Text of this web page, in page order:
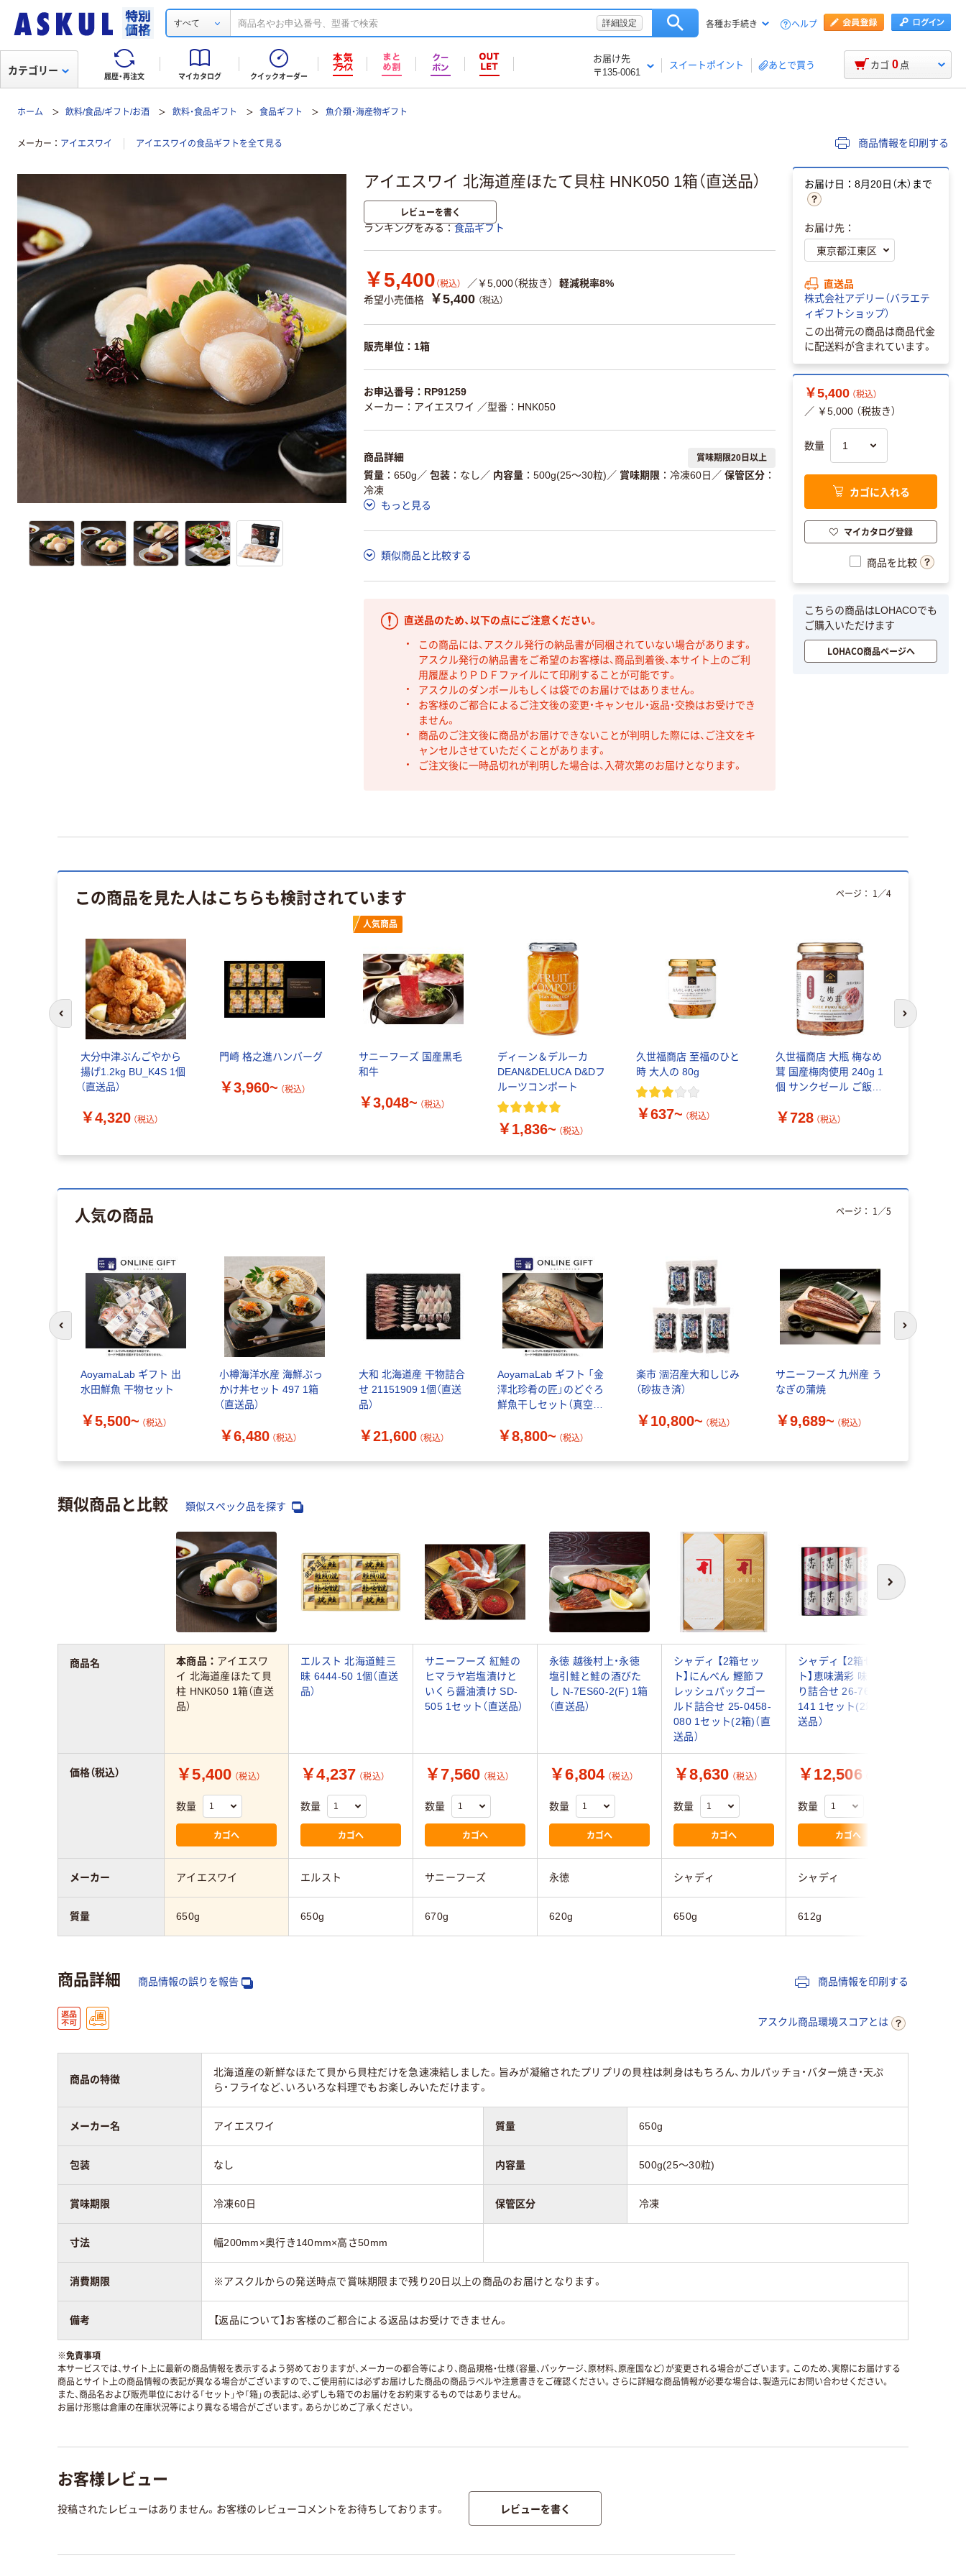
すべて 詳細設定 各種お手続き ヘルプ
履歴・再注文 マイカタログ クイックオーダー
お届け先
〒135-0061
スイートポイント あとで買う
カテゴリー カゴ 0 点
ホーム 飲料/食品/ギフト/お酒 飲料・食品ギフト 食品ギフト 魚介類・海産物ギフト
メーカー アイエスワイ アイエスワイの食品ギフトを全て見る 商品情報を印刷する
アイエスワイ 北海道産ほたて貝柱 HNK050 1箱（直送品）
レビューを書く
ランキングをみる 食品ギフト
￥5,400 （税込） ／￥5,000（税抜き）
軽減税率8%
希望小売価格
￥5,400 （税込）
販売単位：1箱
お申込番号：RP91259
メーカー：アイエスワイ ／型番：HNK050
商品詳細 賞味期限20日以上
質量 650g ／ 包装 なし ／ 内容量 500g(25～30粒) ／ 賞味期限 冷凍60日 ／ 保管区分
冷凍
もっと見る
類似商品と比較する
直送品のため、以下の点にご注意ください。
この商品には、アスクル発行の納品書が同梱されていない場合があります。
アスクル発行の納品書をご希望のお客様は、商品到着後、本サイト上のご利
用履歴よりＰＤＦファイルにて印刷することが可能です。
アスクルのダンボールもしくは袋でのお届けではありません。
お客様のご都合によるご注文後の変更・キャンセル・返品・交換はお受けでき
ません。
商品のご注文後に商品がお届けできないことが判明した際には、ご注文をキ
ャンセルさせていただくことがあります。
ご注文後に一時品切れが判明した場合は、入荷次第のお届けとなります。
お届け日：8月20日（木）まで
お届け先：
直送品
株式会社アデリー（バラエテ
ィギフトショップ）
この出荷元の商品は商品代金
に配送料が含まれています。
￥5,400 （税込）
／ ￥5,000 （税抜き）
数量
カゴに入れる
マイカタログ登録
商品を比較
こちらの商品はLOHACOでも
ご購入いただけます
LOHACO商品ページへ
この商品を見た人はこちらも検討されています
大分中津ぶんごやから
揚げ1.2kg BU_K4S 1個
（直送品）
￥4,320 （税込）
門崎 格之進ハンバーグ
￥3,960~ （税込）
人気商品
サニーフーズ 国産黒毛
和牛
￥3,048~ （税込）
ディーン＆デルーカ
DEAN&DELUCA D&Dフ
ルーツコンポート
￥1,836~ （税込）
久世福商店 至福のひと
時 大人の 80g
￥637~ （税込）
久世福商店 大瓶 梅なめ
茸 国産梅肉使用 240g 1
個 サンクゼール ご飯の
￥728 （税込）
ページ： 1 ／4
前のスライドへ 次のスライド
人気の商品
AoyamaLab ギフト 出
水田鮮魚 干物セット
￥5,500~ （税込）
小樽海洋水産 海鮮ぶっ
かけ丼セット 497 1箱
（直送品）
￥6,480 （税込）
大和 北海道産 干物詰合
せ 21151909 1個（直送
品）
￥21,600 （税込）
AoyamaLab ギフト 「金
澤北珍肴の匠」のどぐろ
鮮魚干しセット（真空1
￥8,800~ （税込）
楽市 涸沼産大和しじみ
（砂抜き済）
￥10,800~ （税込）
サニーフーズ 九州産 う
なぎの蒲焼
￥9,689~ （税込）
ページ： 1 ／5
前のスライドへ 次のスライド
類似商品と比較 類似スペック品を探す
次へ
本商品： アイエスワ
イ 北海道産ほたて貝
柱 HNK050 1箱（直送
品）
エルスト 北海道鮭三
昧 6444-50 1個（直送
品）
サニーフーズ 紅鮭の
ヒマラヤ岩塩漬けと
いくら醤油漬け SD-
505 1セット（直送品）
永徳 越後村上・永徳
塩引鮭と鮭の酒びた
し N-7ES60-2(F) 1箱
（直送品）
シャディ 【2箱セッ
ト】にんべん 鰹節フ
レッシュパックゴー
ルド詰合せ 25-0458-
080 1セット(2箱)（直
送品）
シャディ 【2箱セッ
ト】恵味満彩 味付の
り詰合せ 26-7615-
141 1セット(2箱)（直
送品）
￥5,400 （税込）
数量
カゴへ
￥4,237 （税込）
数量
カゴへ
￥7,560 （税込）
数量
カゴへ
￥6,804 （税込）
数量
カゴへ
￥8,630 （税込）
数量
カゴへ
￥12,506
数量
カゴへ
アイエスワイ エルスト サニーフーズ 永徳 シャディ シャディ
650g 650g 670g 620g 650g 612g
商品名
価格（税込）
メーカー
質量
商品詳細 商品情報の誤りを報告 商品情報を印刷する
アスクル商品環境スコアとは
商品の特徴
北海道産の新鮮なほたて貝から貝柱だけを急速凍結しました。旨みが凝縮されたプリプリの貝柱は刺身はもちろん、カルパッチョ・バター焼き・天ぷ
ら・フライなど、いろいろな料理でもお楽しみいただけます。
メーカー名 アイエスワイ 質量 650g
包装 なし 内容量 500g(25～30粒)
賞味期限 冷凍60日 保管区分 冷凍
寸法 幅200mm×奥行き140mm×高さ50mm
消費期限 ※アスクルからの発送時点で賞味期限まで残り20日以上の商品のお届けとなります。
備考 【返品について】お客様のご都合による返品はお受けできません。
※免責事項
本サービスでは、サイト上に最新の商品情報を表示するよう努めておりますが、メーカーの都合等により、商品規格・仕様（容量、パッケージ、原材料、原産国など）が変更される場合がございます。このため、実際にお届けする
商品とサイト上の商品情報の表記が異なる場合がございますので、ご使用前には必ずお届けした商品の商品ラベルや注意書きをご確認ください。さらに詳細な商品情報が必要な場合は、製造元にお問い合わせください。
また、商品名および販売単位における「セット」や「箱」の表記は、必ずしも箱でのお届けをお約束するものではありません。
お届け形態は倉庫の在庫状況等により異なる場合がございます。あらかじめご了承ください。
お客様レビュー
投稿されたレビューはありません。お客様のレビューコメントをお待ちしております。 レビューを書く